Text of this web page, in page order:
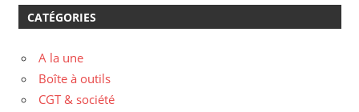
CATÉGORIES
A la une
Boîte à outils
CGT & société